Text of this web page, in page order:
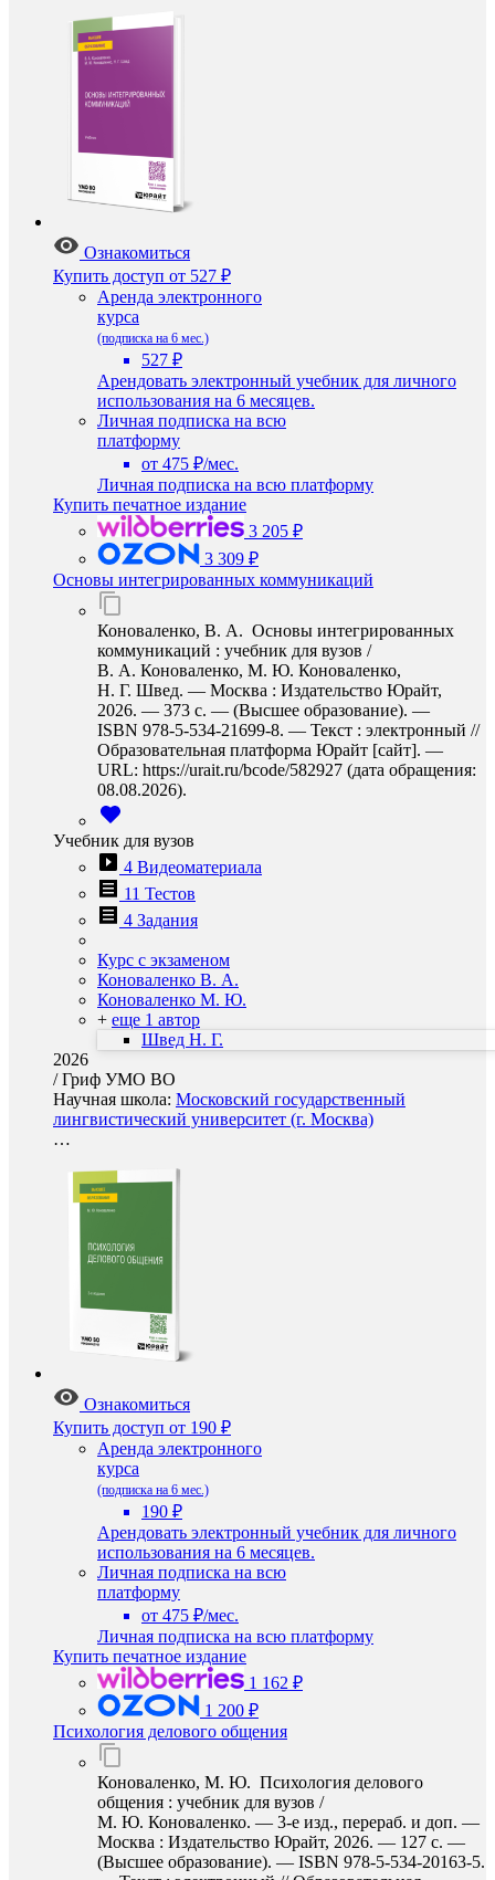
Ознакомиться
Купить доступ от 527 ₽
Аренда электронного
курса
(подписка на 6 мес.)
527 ₽
Арендовать электронный учебник для личного
использования на 6 месяцев.
Личная подписка на всю
платформу
от 475 ₽/мес.
Личная подписка на всю платформу
Купить печатное издание
3 205 ₽
3 309 ₽
Основы интегрированных коммуникаций
Коноваленко, В. А. Основы интегрированных
коммуникаций : учебник для вузов /
В. А. Коноваленко, М. Ю. Коноваленко,
Н. Г. Швед. — Москва : Издательство Юрайт,
2026. — 373 с. — (Высшее образование). —
ISBN 978-5-534-21699-8. — Текст : электронный //
Образовательная платформа Юрайт [сайт]. —
URL: https://urait.ru/bcode/582927 (дата обращения:
08.08.2026).
Учебник для вузов
4 Видеоматериала
11 Тестов
4 Задания
Курс с экзаменом
Коноваленко В. А.
Коноваленко М. Ю.
+ еще 1 автор
Швед Н. Г.
2026
/Гриф УМО ВО
Научная школа: Московский государственный
лингвистический университет (г. Москва)
…
Ознакомиться
Купить доступ от 190 ₽
Аренда электронного
курса
(подписка на 6 мес.)
190 ₽
Арендовать электронный учебник для личного
использования на 6 месяцев.
Личная подписка на всю
платформу
от 475 ₽/мес.
Личная подписка на всю платформу
Купить печатное издание
1 162 ₽
1 200 ₽
Психология делового общения
Коноваленко, М. Ю. Психология делового
общения : учебник для вузов /
М. Ю. Коноваленко. — 3-е изд., перераб. и доп. —
Москва : Издательство Юрайт, 2026. — 127 с. —
(Высшее образование). — ISBN 978-5-534-20163-5.